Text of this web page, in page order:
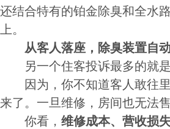
还结合特有的铂金除臭和全水
上。
从客人落座，除臭装置自
另一个住客投诉最多的就是
因为，你不知道客人敢往里
来了。一旦维修，房间也无法
你看， 维修成本、营收损